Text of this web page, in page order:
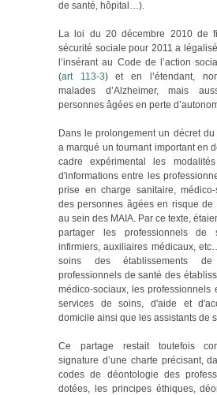
de santé, hôpital…).
La loi du 20 décembre 2010 de
sécurité sociale pour 2011 a
l’insérant au Code de l’action
(art 113-3) et en l’étendant,
malades d’Alzheimer, mais
personnes âgées en perte
Dans le prolongement un décret
a marqué un tournant important en
cadre expérimental les
d'informations entre les
prise en charge sanitaire,
des personnes âgées en risque de
au sein des MAIA. Par ce texte,
partager les professionnels de
infirmiers, auxiliaires médicaux,
soins des établissements
professionnels de santé des
médico-sociaux, les professionnels
services de soins, d'aide et
domicile ainsi que les assistants de
Ce partage restait toutefois
signature d’une charte précisant,
codes de déontologie des
dotées, les principes éthiques,